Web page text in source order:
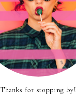
Thanks for stopping by!